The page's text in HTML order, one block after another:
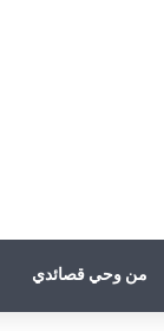
من وحي قصائدي